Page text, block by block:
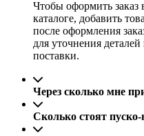
Чтобы оформить заказ
каталоге, добавить
после оформления
для уточнения
поставки.
Через сколько мне
Сколько стоят